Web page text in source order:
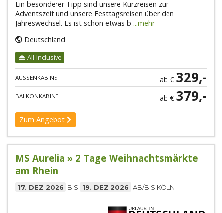
Ein besonderer Tipp sind unsere Kurzreisen zur
Adventszeit und unsere Festtagsreisen über den
Jahreswechsel. Es ist schon etwas b ...mehr
Deutschland
All-Inclusive
AUSSENKABINE ab €329,-
BALKONKABINE ab €379,-
Zum Angebot
MS Aurelia » 2 Tage Weihnachtsmärkte
am Rhein
17. DEZ 2026 BIS 19. DEZ 2026 AB/BIS KÖLN